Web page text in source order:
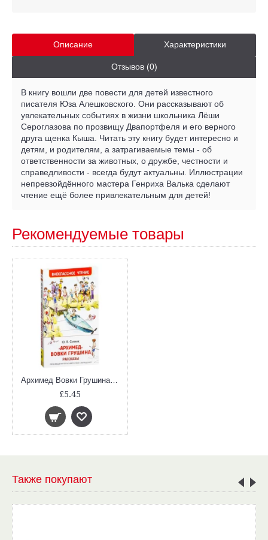
Описание Характеристики
Отзывов (0)
В книгу вошли две повести для детей известного
писателя Юза Алешковского. Они рассказывают об
увлекательных событиях в жизни школьника Лёши
Сероглазова по прозвищу Двапортфеля и его верного
друга щенка Кыша. Читать эту книгу будет интересно и
детям, и родителям, а затрагиваемые темы - об
ответственности за животных, о дружбе, честности и
справедливости - всегда будут актуальны. Иллюстрации
непревзойдённого мастера Генриха Валька сделают
чтение ещё более привлекательным для детей!
Рекомендуемые товары
£5.45
Также покупают